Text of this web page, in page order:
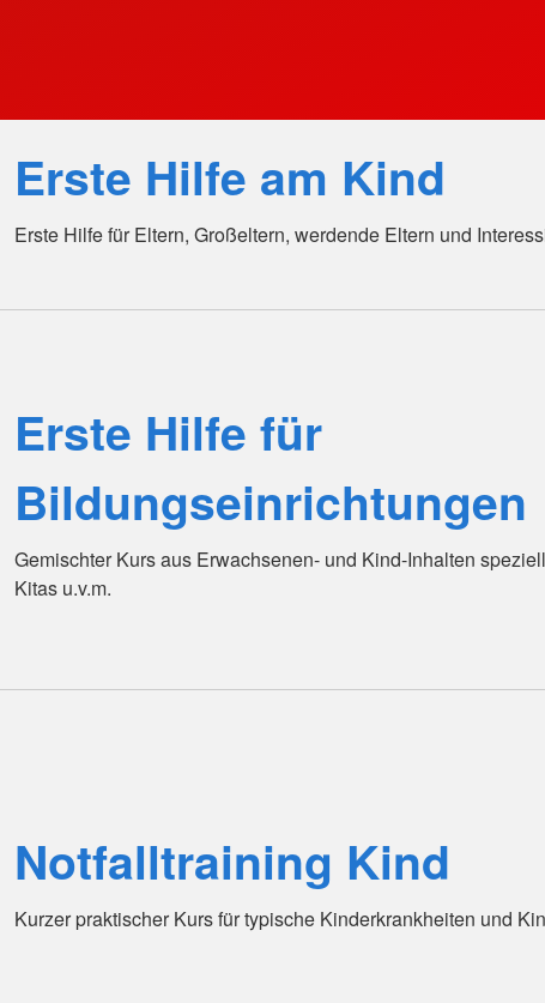
Erste Hilfe am Kind
Erste Hilfe für Eltern, Großeltern, werdende Eltern und
Erste Hilfe für
Bildungseinrichtungen
Gemischter Kurs aus Erwachsenen- und Kind-Inhalten
Kitas u.v.m.
Notfalltraining Kind
Kurzer praktischer Kurs für typische Kinderkrankheiten und